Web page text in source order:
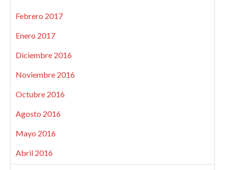
Febrero 2017
Enero 2017
Diciembre 2016
Noviembre 2016
Octubre 2016
Agosto 2016
Mayo 2016
Abril 2016